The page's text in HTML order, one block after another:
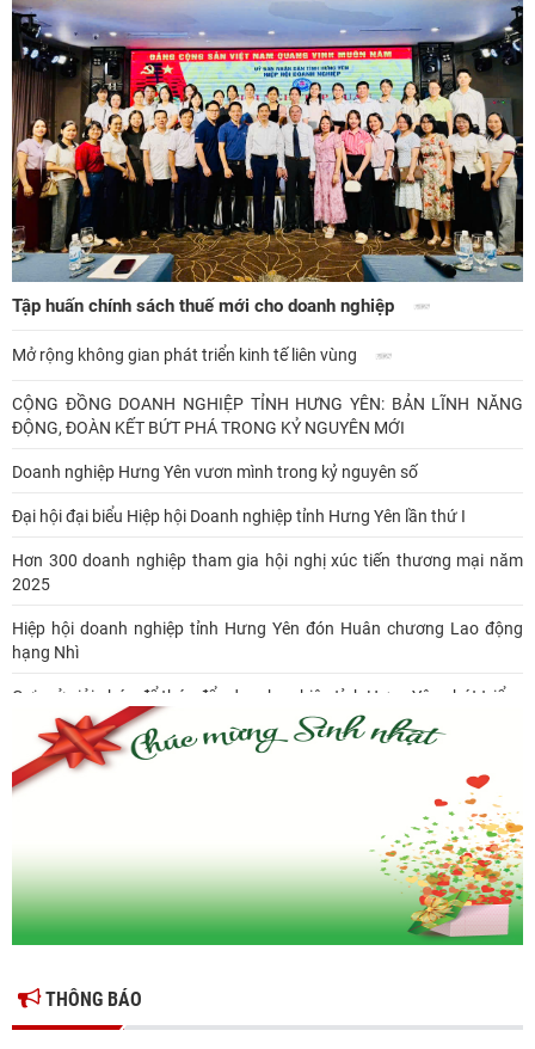
Tập huấn chính sách thuế mới cho doanh nghiệp
Mở rộng không gian phát triển kinh tế liên vùng
CỘNG ĐỒNG DOANH NGHIỆP TỈNH HƯNG YÊN: BẢN LĨNH NĂNG
ĐỘNG, ĐOÀN KẾT BỨT PHÁ TRONG KỶ NGUYÊN MỚI
Doanh nghiệp Hưng Yên vươn mình trong kỷ nguyên số
Đại hội đại biểu Hiệp hội Doanh nghiệp tỉnh Hưng Yên lần thứ I
Hơn 300 doanh nghiệp tham gia hội nghị xúc tiến thương mại năm
2025
Hiệp hội doanh nghiệp tỉnh Hưng Yên đón Huân chương Lao động
hạng Nhì
Gợi mở giải pháp để thúc đẩy doanh nghiệp tỉnh Hưng Yên phát triển
Ông Đỗ Văn Vẻ là Chủ tịch Hiệp hội Doanh nghiệp tỉnh Hưng Yên
Hiệp hội doanh nghiệp tỉnh Hưng Yên: Cập nhật chính sách thuế mới
THÔNG BÁO